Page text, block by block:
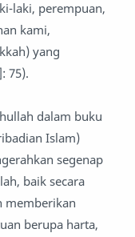
laki, perempuan,
kami,
yang
75).
dalam buku
Islam)
segenap
baik secara
memberikan
berupa harta,